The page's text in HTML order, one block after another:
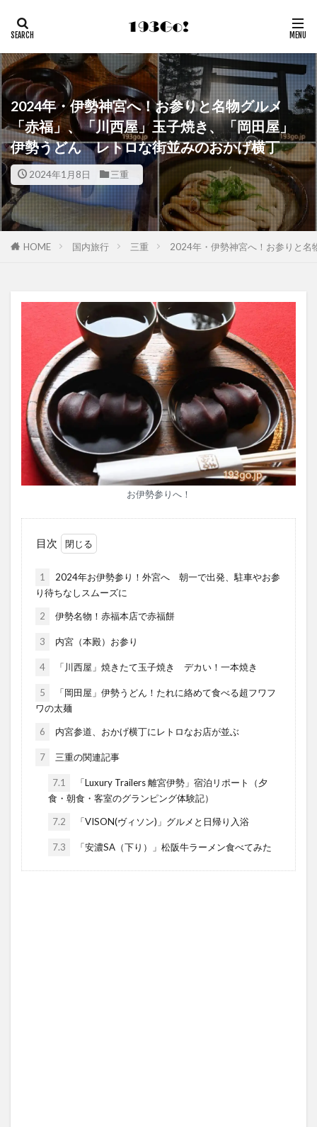
2024年・伊勢神宮へ！お参りと名物グルメ
「赤福」、「川西屋」玉子焼き、「岡田屋」
伊勢うどん レトロな街並みのおかげ横丁
2024年1月8日 三重
HOME 国内旅行 三重 2024年・伊勢神宮へ！お参りと
お伊勢参りへ！
目次
1
2024年お伊勢参り！外宮へ 朝一で出発、駐車やお参
り待ちなしスムーズに
2 伊勢名物！赤福本店で赤福餅
3 内宮（本殿）お参り
4 「川西屋」焼きたて玉子焼き デカい！一本焼き
5
「岡田屋」伊勢うどん！たれに絡めて食べる超フワフ
ワの太麺
6 内宮参道、おかげ横丁にレトロなお店が並ぶ
7 三重の関連記事
7.1
「Luxury Trailers 離宮伊勢」宿泊リポート（夕
食・朝食・客室のグランピング体験記）
7.2 「VISON(ヴィソン)」グルメと日帰り入浴
7.3 「安濃SA（下り）」松阪牛ラーメン食べてみた